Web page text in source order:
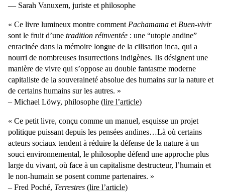
— Sarah Vanuxem, juriste et philosophe
« Ce livre lumineux montre comment Pachamama et Buen-vivir
sont le fruit d’une tradition réinventée : une “utopie andine”
enracinée dans la mémoire longue de la cilisation inca, qui a
nourri de nombreuses insurrections indigènes. Ils désignent une
manière de vivre qui s’oppose au double fantasme moderne
capitaliste de la souveraineté absolue des humains sur la nature et
de certains humains sur les autres. »
– Michael Löwy, philosophe (lire l’article)
« Ce petit livre, conçu comme un manuel, esquisse un projet
politique puissant depuis les pensées andines…Là où certains
acteurs sociaux tendent à réduire la défense de la nature à un
souci environnemental, le philosophe défend une approche plus
large du vivant, où face à un capitalisme destructeur, l’humain et
le non-humain se posent comme partenaires. »
– Fred Poché, Terrestres (lire l’article)